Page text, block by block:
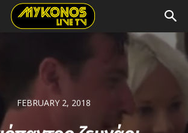
FEBRUARY 2, 2018